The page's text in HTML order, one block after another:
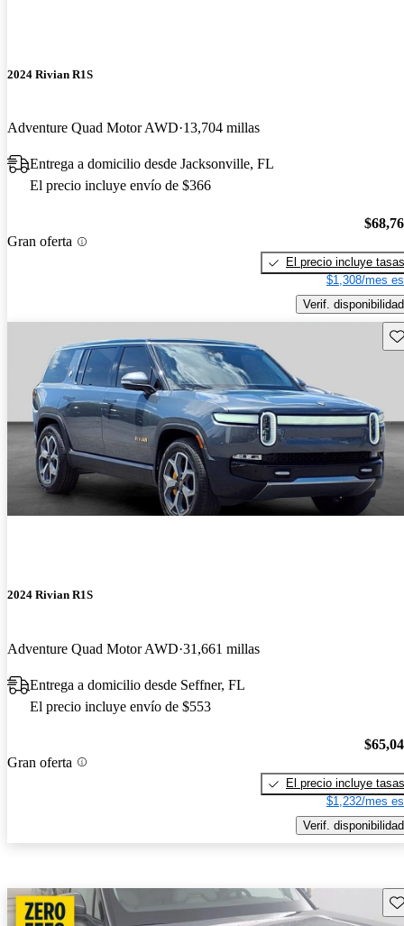
2024 Rivian R1S
Adventure Quad Motor AWD 13,704 millas
Entrega a domicilio desde Jacksonville, FL
El precio incluye envío de $366
Gran oferta
El precio incluye tasas
$1,308/mes
Verif. disponibilidad
2024 Rivian R1S
Adventure Quad Motor AWD 31,661 millas
Entrega a domicilio desde Seffner, FL
El precio incluye envío de $553
Gran oferta
El precio incluye tasas
$1,232/mes
Verif. disponibilidad